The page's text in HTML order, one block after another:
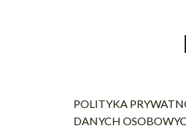
POLITYKA
DANYCH